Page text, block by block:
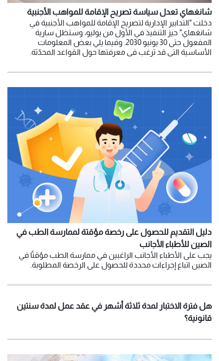
شانغهاي تعدل سياسة تصريح الإقامة للمواهب الأجنبية
دخلت "التدابير الإدارية لتصريح الإقامة للمواهب الأجنبية في
شانغهاي" حيز التنفيذ في الأول من يوليو، وستظل سارية
المفعول حتى 30 يونيو 2030. وفيما يلي بعض المعلومات
الأساسية التي قد ترغب في معرفتها حول القواعد المحدّثة.
دليل التقديم للحصول على رخصة مؤقتة لممارسة الطب في
الصين للأطباء الأجانب
يجب على الأطباء الأجانب الراغبين في ممارسة الطب مؤقتًا في
الصين اتباع إجراءات محددة للحصول على الرخصة المطلوبة.
هل فترة الاختبار لمدة ثلاثة أشهر في عقد عمل لمدة سنتين
قانونية؟